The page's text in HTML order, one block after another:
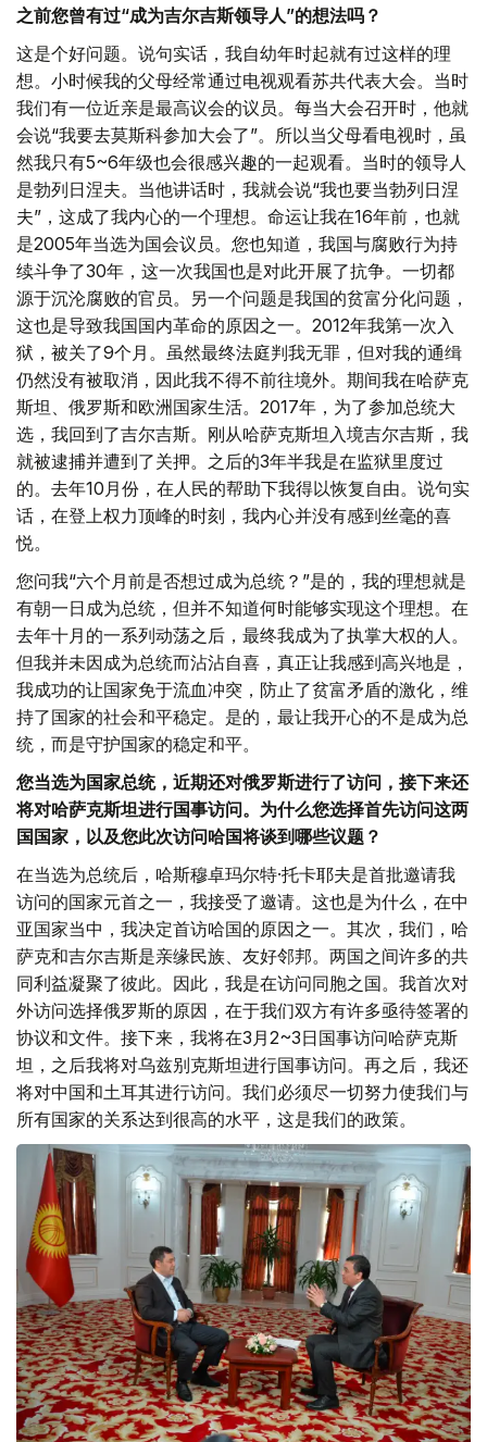
之前您曾有过“成为吉尔吉斯领导人”的想法吗？
这是个好问题。说句实话，我自幼年时起就有过这样的理
想。小时候我的父母经常通过电视观看苏共代表大会。当时
我们有一位近亲是最高议会的议员。每当大会召开时，他就
会说“我要去莫斯科参加大会了”。所以当父母看电视时，虽
然我只有5~6年级也会很感兴趣的一起观看。当时的领导人
是勃列日涅夫。当他讲话时，我就会说“我也要当勃列日涅
夫”，这成了我内心的一个理想。命运让我在16年前，也就
是2005年当选为国会议员。您也知道，我国与腐败行为持
续斗争了30年，这一次我国也是对此开展了抗争。一切都
源于沉沦腐败的官员。另一个问题是我国的贫富分化问题，
这也是导致我国国内革命的原因之一。2012年我第一次入
狱，被关了9个月。虽然最终法庭判我无罪，但对我的通缉
仍然没有被取消，因此我不得不前往境外。期间我在哈萨克
斯坦、俄罗斯和欧洲国家生活。2017年，为了参加总统大
选，我回到了吉尔吉斯。刚从哈萨克斯坦入境吉尔吉斯，我
就被逮捕并遭到了关押。之后的3年半我是在监狱里度过
的。去年10月份，在人民的帮助下我得以恢复自由。说句实
话，在登上权力顶峰的时刻，我内心并没有感到丝毫的喜
悦。
您问我“六个月前是否想过成为总统？”是的，我的理想就是
有朝一日成为总统，但并不知道何时能够实现这个理想。在
去年十月的一系列动荡之后，最终我成为了执掌大权的人。
但我并未因成为总统而沾沾自喜，真正让我感到高兴地是，
我成功的让国家免于流血冲突，防止了贫富矛盾的激化，维
持了国家的社会和平稳定。是的，最让我开心的不是成为总
统，而是守护国家的稳定和平。
您当选为国家总统，近期还对俄罗斯进行了访问，接下来还
将对哈萨克斯坦进行国事访问。为什么您选择首先访问这两
国国家，以及您此次访问哈国将谈到哪些议题？
在当选为总统后，哈斯穆卓玛尔特·托卡耶夫是首批邀请我
访问的国家元首之一，我接受了邀请。这也是为什么，在中
亚国家当中，我决定首访哈国的原因之一。其次，我们，哈
萨克和吉尔吉斯是亲缘民族、友好邻邦。两国之间许多的共
同利益凝聚了彼此。因此，我是在访问同胞之国。我首次对
外访问选择俄罗斯的原因，在于我们双方有许多亟待签署的
协议和文件。接下来，我将在3月2~3日国事访问哈萨克斯
坦，之后我将对乌兹别克斯坦进行国事访问。再之后，我还
将对中国和土耳其进行访问。我们必须尽一切努力使我们与
所有国家的关系达到很高的水平，这是我们的政策。